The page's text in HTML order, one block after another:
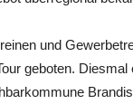
und
geboten.